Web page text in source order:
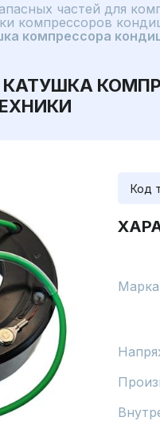
частей для
компрессоров
компрессора
Код
Марка